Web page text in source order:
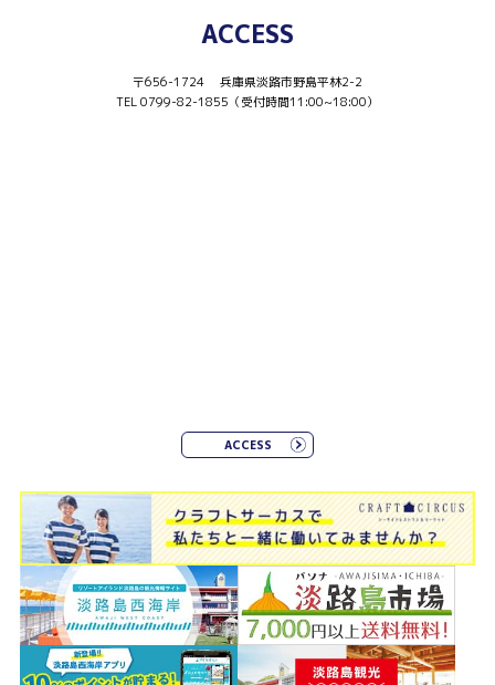
ACCESS
〒656-1724 兵庫県淡路市野島平林2-2
TEL 0799-82-1855（受付時間11:00~18:00）
ACCESS